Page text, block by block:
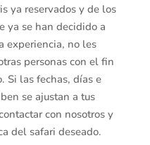
ya reservados y de los
ya se han decidido a
experiencia, no les
personas con el fin
Si las fechas, días e
se ajustan a tus
con nosotros y
del safari deseado.